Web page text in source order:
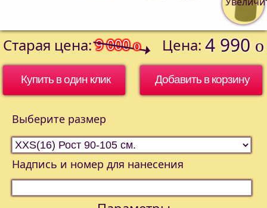
Старая цена: 9 000o Цена: 4 990 o
Купить в один клик
Выберите размер
Надпись и номер для нанесения